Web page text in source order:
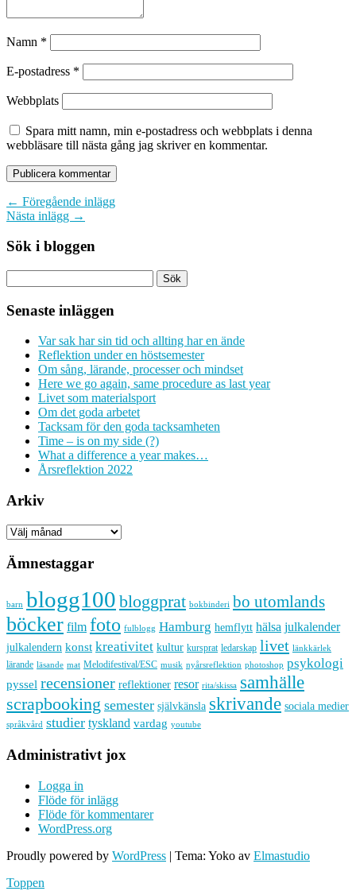
Namn *
E-postadress *
Webbplats
Spara mitt namn, min e-postadress och webbplats i denna
webbläsare till nästa gång jag skriver en kommentar.
← Föregående inlägg
Nästa inlägg →
Sök i bloggen
Senaste inläggen
Var sak har sin tid och allting har en ände
Reflektion under en höstsemester
Om sång, lärande, processer och mindset
Here we go again, same procedure as last year
Livet som materialsport
Om det goda arbetet
Tacksam för den goda tacksamheten
Time – is on my side (?)
What a difference a year makes…
Årsreflektion 2022
Arkiv
Arkiv
Ämnestaggar
barn blogg100 bloggprat bokbinderi bo utomlands
böcker film foto fulblogg Hamburg hemflytt hälsa julkalender
julkalendern konst kreativitet kultur kursprat ledarskap livet länkkärlek
lärande läsande mat Melodifestival/ESC musik nyårsreflektion photoshop psykologi
pyssel recensioner reflektioner resor rita/skissa samhälle
scrapbooking semester självkänsla skrivande sociala medier
språkvård studier tyskland vardag youtube
Administrativt jox
Logga in
Flöde för inlägg
Flöde för kommentarer
WordPress.org
Proudly powered by WordPress | Tema: Yoko av Elmastudio
Toppen